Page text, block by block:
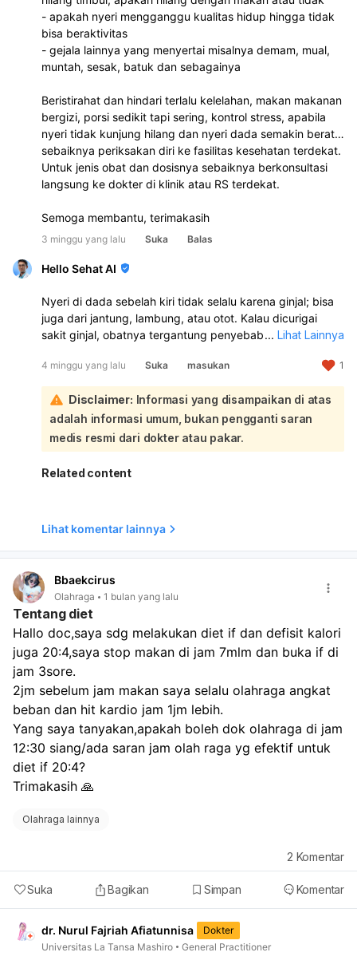
- apakah nyeri mengganggu kualitas hidup hingga tidak
bisa beraktivitas
- gejala lainnya yang menyertai misalnya demam, mual,
muntah, sesak, batuk dan sebagainya
Beristirahat dan hindari terlalu kelelahan, makan makanan
bergizi, porsi sedikit tapi sering, kontrol stress, apabila
nyeri tidak kunjung hilang dan nyeri dada semakin berat
sebaiknya periksakan diri ke fasilitas kesehatan terdekat.
Untuk jenis obat dan dosisnya sebaiknya berkonsultasi
langsung ke dokter di klinik atau RS terdekat.
Semoga membantu, terimakasih
3 minggu yang lalu Suka Balas
Hello Sehat AI
Nyeri di dada sebelah kiri tidak selalu karena ginjal; bisa
juga dari jantung, lambung, atau otot. Kalau dicurigai
sakit ginjal, obatnya tergantung penyebabnya: bila infeksi
penanganannya bisa berbeda dan kadang perlu tindakan
dokter. Untuk sementara, boleh istirahat, minum air
cukup, dan minum obat pereda nyeri yang aman sesuai
anjuran. Karena nyeri dada kiri bisa berbahaya, sebaiknya
nenek segera diperiksa ke dokter/IGD, apalagi bila ada
sesak, mual, keringat dingin, nyeri menjalar ke
lengan/rahang, atau demam.
... Lihat Lainnya
4 minggu yang lalu Suka masukan 1
Disclaimer: Informasi yang disampaikan di atas
adalah informasi umum, bukan pengganti saran
medis resmi dari dokter atau pakar.
Related content
Lihat komentar lainnya
Bbaekcirus
Olahraga 1 bulan yang lalu
Tentang diet
Hallo doc,saya sdg melakukan diet if dan defisit kalori
juga 20:4,saya stop makan di jam 7mlm dan buka if di
jam 3sore.
2jm sebelum jam makan saya selalu olahraga angkat
beban dan hit kardio jam 1jm lebih.
Yang saya tanyakan,apakah boleh dok olahraga di jam
12:30 siang/ada saran jam olah raga yg efektif untuk
diet if 20:4?
Trimakasih 🙏
Olahraga lainnya
Suka Bagikan Simpan Komentar
2 Komentar
dr. Nurul Fajriah Afiatunnisa
Dokter
Universitas La Tansa Mashiro
General Practitioner